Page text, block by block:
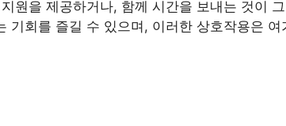
원을 제공하거나, 함께 시간을 보내는 것이 그
기회를 즐길 수 있으며, 이러한 상호작용은 여